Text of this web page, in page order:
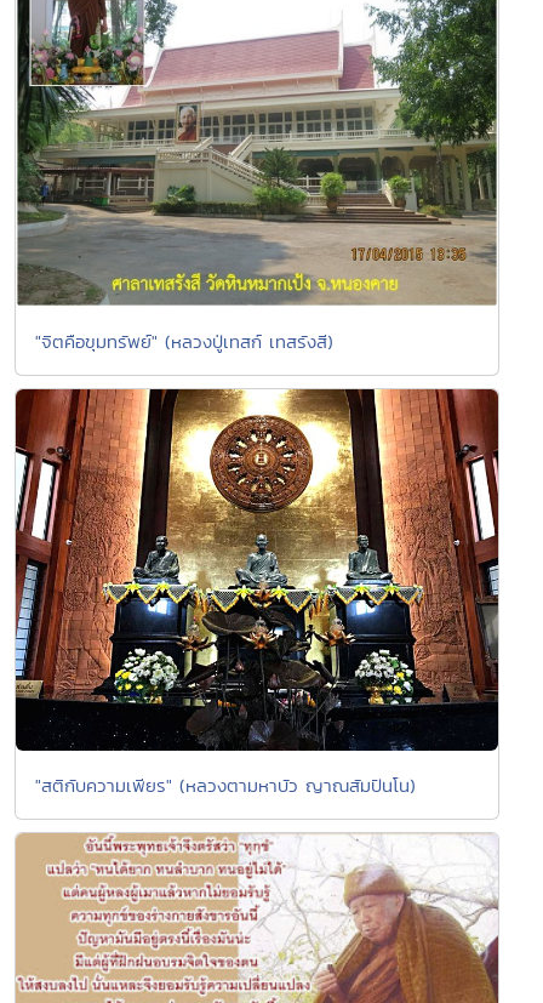
"จิตคือขุมทรัพย์" (หลวงปู่เทสก์ เทสรังสี)
"สติกับความเพียร" (หลวงตามหาบัว ญาณสัมปันโน)